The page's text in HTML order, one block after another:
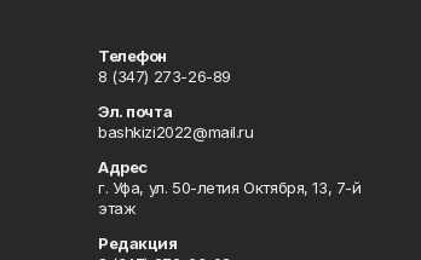
Телефон
8 (347) 273-26-89
Эл. почта
bashkizi2022@mail.ru
Адрес
г. Уфа, ул. 50-летия Октября, 13, 7-й
этаж
Редакция